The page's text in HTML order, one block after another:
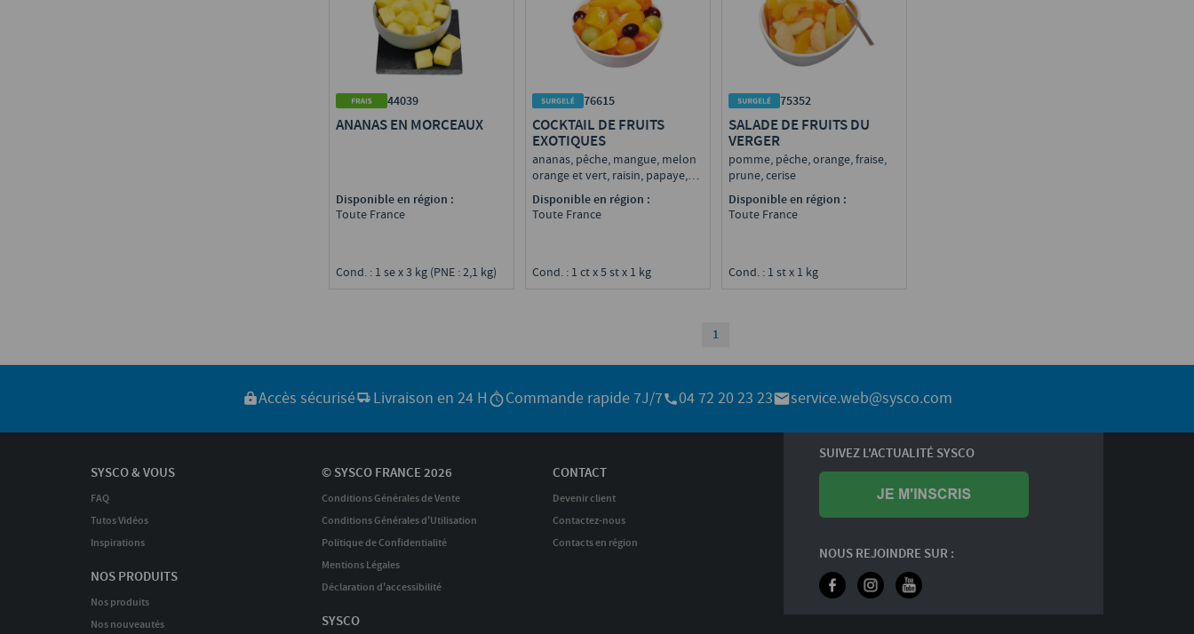
44039
ANANAS EN MORCEAUX
Disponible en région :
Toute France
Cond. : 1 se x 3 kg (PNE : 2,1 kg)
76615
COCKTAIL DE FRUITS
EXOTIQUES
ananas, pêche, mangue, melon
orange et vert, raisin, papaye,
IQF
Disponible en région :
Toute France
Cond. : 1 ct x 5 st x 1 kg
75352
SALADE DE FRUITS DU
VERGER
pomme, pêche, orange, fraise,
prune, cerise
Disponible en région :
Toute France
Cond. : 1 st x 1 kg
1
Accès sécurisé Livraison en 24 H Commande rapide 7J/7 04 72 20 23 23 service.web@sysco.com
SYSCO & VOUS
FAQ
Tutos Vidéos
Inspirations
NOS PRODUITS
Nos produits
Nos nouveautés
© SYSCO FRANCE 2026
Conditions Générales de Vente
Conditions Générales d'Utilisation
Politique de Confidentialité
Mentions Légales
Déclaration d'accessibilité
SYSCO
CONTACT
Devenir client
Contactez-nous
Contacts en région
SUIVEZ L'ACTUALITÉ SYSCO
NOUS REJOINDRE SUR :